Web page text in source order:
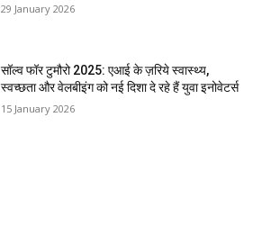
29 January 2026
सॉल्व फॉर टुमौरो 2025: एआई के ज़रिये स्वास्थ्य,
स्वच्छता और वेलबीइंग को नई दिशा दे रहे हैं युवा इनोवेटर्स
15 January 2026